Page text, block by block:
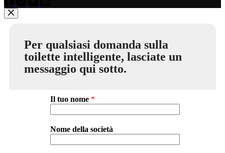
Per qualsiasi domanda sulla
toilette intelligente, lasciate un
messaggio qui sotto.
Il tuo nome *
Nome della società